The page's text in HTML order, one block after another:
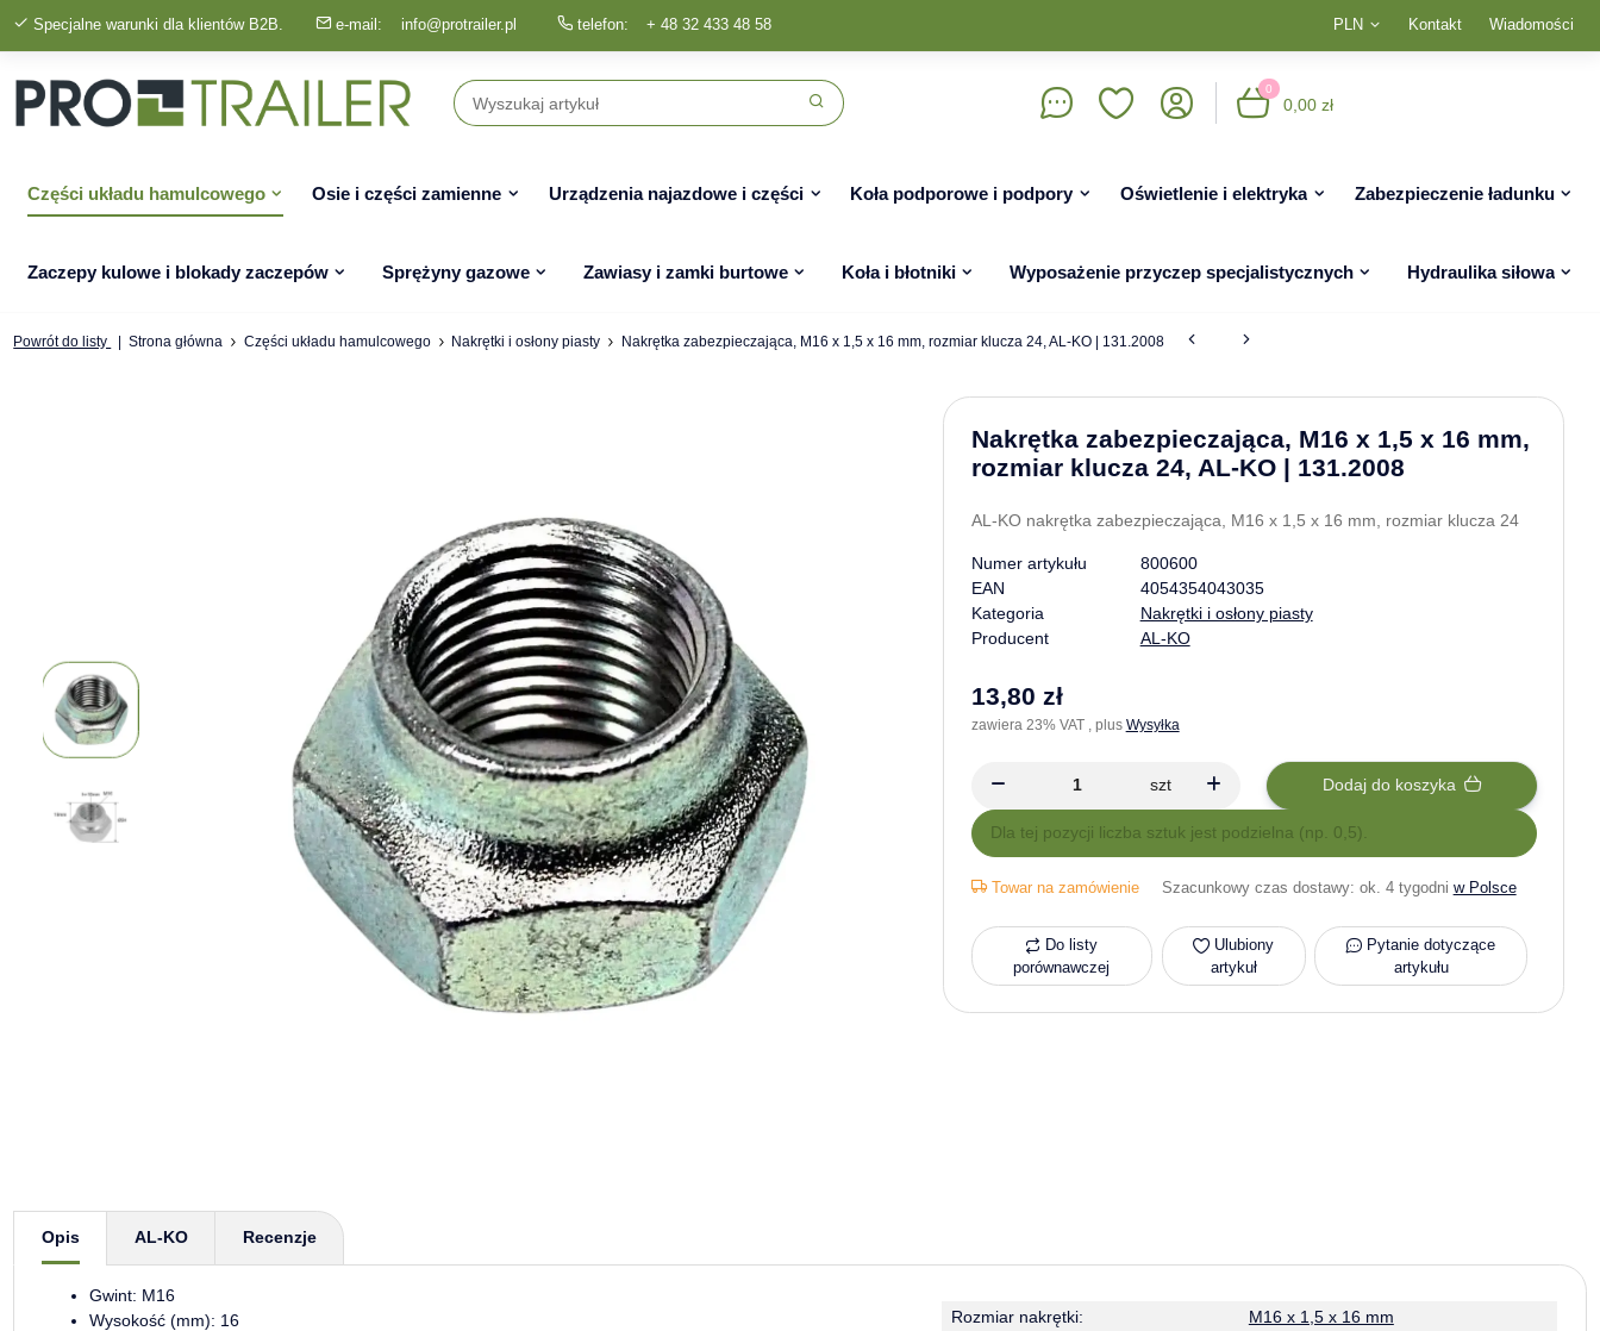
PLN Kontakt Wiadomości
Specjalne warunki dla klientów B2B. e-mail: info@protrailer.pl telefon: + 48 32 433 48 58
0
0,00 zł
Części układu hamulcowego Osie i części zamienne Urządzenia najazdowe i części Koła podporowe i podpory Oświetlenie i elektryka Zabezpieczenie ładunku
Zaczepy kulowe i blokady zaczepów Sprężyny gazowe Zawiasy i zamki burtowe Koła i błotniki Wyposażenie przyczep specjalistycznych Hydraulika siłowa
Powrót do listy Strona główna Części układu hamulcowego Nakrętki i osłony piasty Nakrętka zabezpieczająca, M16 x 1,5 x 16 mm, rozmiar klucza 24, AL-KO | 131.2008
Nakrętka zabezpieczająca, M16 x 1,5 x 16 mm,
rozmiar klucza 24, AL-KO | 131.2008
AL-KO nakrętka zabezpieczająca, M16 x 1,5 x 16 mm, rozmiar klucza 24
Numer artykułu
800600
EAN
4054354043035
Kategoria
Nakrętki i osłony piasty
Producent
AL-KO
13,80 zł
zawiera 23% VAT , plus Wysyłka
szt Dodaj do koszyka
x
Dla tej pozycji liczba sztuk jest podzielna (np. 0,5).
Towar na zamówienie Szacunkowy czas dostawy: ok. 4 tygodni w Polsce
Do listy
porównawczej
Ulubiony
artykuł
Pytanie dotyczące
artykułu
Opis
AL-KO Recenzje
Gwint: M16
Wysokość (mm): 16
Rozmiar nakrętki:
M16 x 1,5 x 16 mm